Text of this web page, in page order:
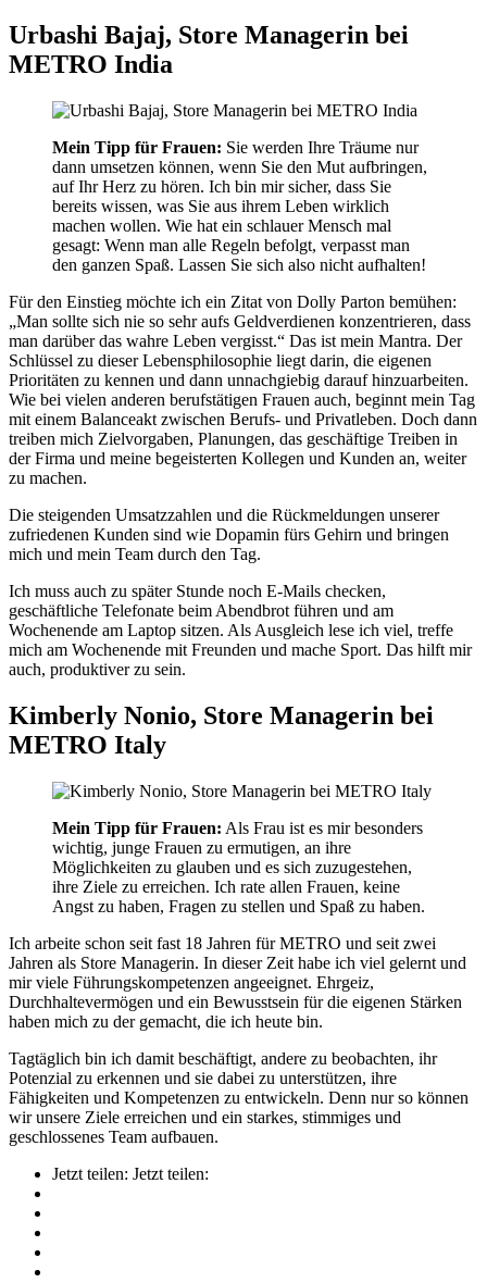
Urbashi Bajaj, Store Managerin bei
METRO India
Mein Tipp für Frauen: Sie werden Ihre Träume nur
dann umsetzen können, wenn Sie den Mut aufbringen,
auf Ihr Herz zu hören. Ich bin mir sicher, dass Sie
bereits wissen, was Sie aus ihrem Leben wirklich
machen wollen. Wie hat ein schlauer Mensch mal
gesagt: Wenn man alle Regeln befolgt, verpasst man
den ganzen Spaß. Lassen Sie sich also nicht aufhalten!
Für den Einstieg möchte ich ein Zitat von Dolly Parton bemühen:
„Man sollte sich nie so sehr aufs Geldverdienen konzentrieren, dass
man darüber das wahre Leben vergisst.“ Das ist mein Mantra. Der
Schlüssel zu dieser Lebensphilosophie liegt darin, die eigenen
Prioritäten zu kennen und dann unnachgiebig darauf hinzuarbeiten.
Wie bei vielen anderen berufstätigen Frauen auch, beginnt mein Tag
mit einem Balanceakt zwischen Berufs- und Privatleben. Doch dann
treiben mich Zielvorgaben, Planungen, das geschäftige Treiben in
der Firma und meine begeisterten Kollegen und Kunden an, weiter
zu machen.
Die steigenden Umsatzzahlen und die Rückmeldungen unserer
zufriedenen Kunden sind wie Dopamin fürs Gehirn und bringen
mich und mein Team durch den Tag.
Ich muss auch zu später Stunde noch E-Mails checken,
geschäftliche Telefonate beim Abendbrot führen und am
Wochenende am Laptop sitzen. Als Ausgleich lese ich viel, treffe
mich am Wochenende mit Freunden und mache Sport. Das hilft mir
auch, produktiver zu sein.
Kimberly Nonio, Store Managerin bei
METRO Italy
Mein Tipp für Frauen: Als Frau ist es mir besonders
wichtig, junge Frauen zu ermutigen, an ihre
Möglichkeiten zu glauben und es sich zuzugestehen,
ihre Ziele zu erreichen. Ich rate allen Frauen, keine
Angst zu haben, Fragen zu stellen und Spaß zu haben.
Ich arbeite schon seit fast 18 Jahren für METRO und seit zwei
Jahren als Store Managerin. In dieser Zeit habe ich viel gelernt und
mir viele Führungskompetenzen angeeignet. Ehrgeiz,
Durchhaltevermögen und ein Bewusstsein für die eigenen Stärken
haben mich zu der gemacht, die ich heute bin.
Tagtäglich bin ich damit beschäftigt, andere zu beobachten, ihr
Potenzial zu erkennen und sie dabei zu unterstützen, ihre
Fähigkeiten und Kompetenzen zu entwickeln. Denn nur so können
wir unsere Ziele erreichen und ein starkes, stimmiges und
geschlossenes Team aufbauen.
Jetzt teilen: Jetzt teilen: